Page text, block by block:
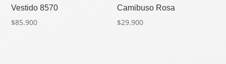
Vestido 8570
$85.900
Camibuso Rosa
$29.900